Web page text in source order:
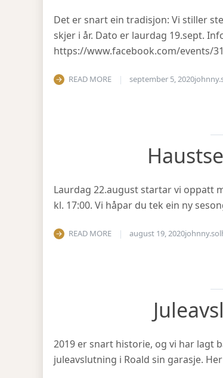
Det er snart ein tradisjon: Vi stiller
skjer i år. Dato er laurdag 19.sept.
https://www.facebook.com/events/
READ MORE september 5, 2020
Laurdag 22.august startar vi oppatt
kl. 17:00. Vi håpar du tek ein ny
READ MORE august 19, 2020
2019 er snart historie, og vi har lagt
juleavslutning i Roald sin garasje.